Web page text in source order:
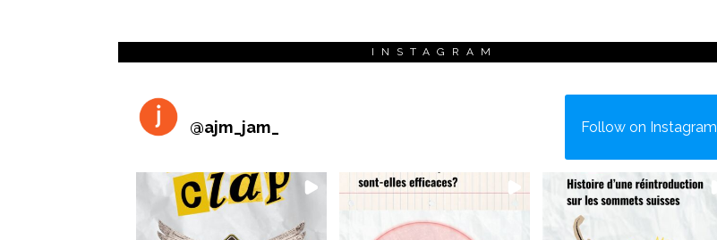
INSTAGRAM
@ajm_jam_ Follow on Instagram